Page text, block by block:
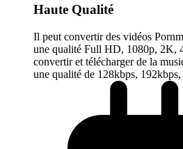
Haute Qualité
Il peut convertir des vidéos
une qualité Full HD, 1080p, 2K,
convertir et télécharger de la
une qualité de 128kbps,